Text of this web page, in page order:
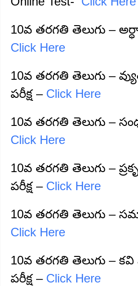
10వ తరగతి తెలుగు –
Click Here
10వ తరగతి తెలుగు –
పరీక్ష – Click Here
10వ తరగతి తెలుగు –
Click Here
10వ తరగతి తెలుగు –
పరీక్ష – Click Here
10వ తరగతి తెలుగు –
Click Here
10వ తరగతి తెలుగు –
పరీక్ష – Click Here